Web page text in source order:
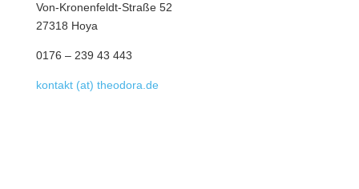
Von-Kronenfeldt-Straße 52
27318 Hoya
0176 – 239 43 443
kontakt (at) theodora.de